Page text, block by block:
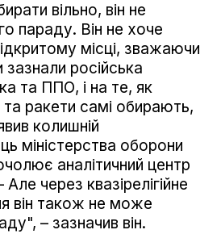
вільно, він не
параду. Він не хоче
місці, зважаючи
російська
та ППО, і на те, як
та ракети самі обирають,
колишній
міністерства оборони
аналітичний центр
через квазірелігійне
він також не може
– зазначив він.